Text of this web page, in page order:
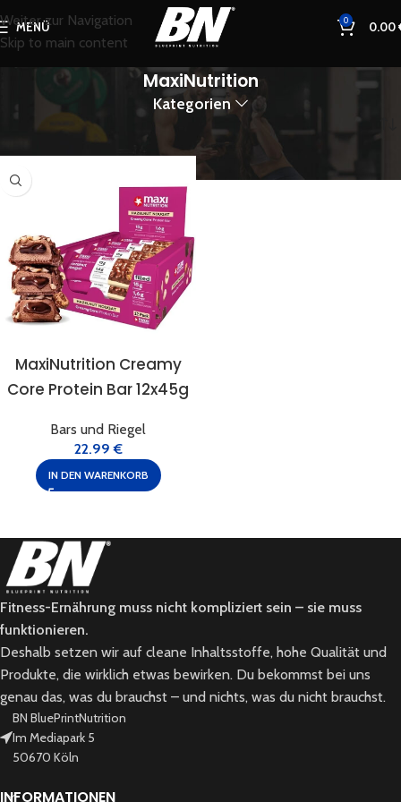
Weiter zur Navigation
Skip to main content
MENÜ 0 0.00
MaxiNutrition
Kategorien
MaxiNutrition
MaxiNutrition Creamy
Core Protein Bar 12x45g
Bars und Riegel
22.99€
IN DEN WARENKORB
Fitness-Ernährung muss nicht kompliziert sein – sie muss
funktionieren.
Deshalb setzen wir auf cleane Inhaltsstoffe, hohe Qualität und
Produkte, die wirklich etwas bewirken. Du bekommst bei uns
genau das, was du brauchst – und nichts, was du nicht brauchst.
BN BluePrintNutrition
Im Mediapark 5
50670 Köln
INFORMATIONEN